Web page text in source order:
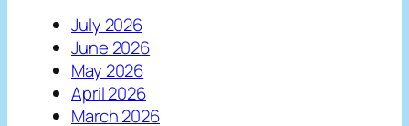
July 2026
June 2026
May 2026
April 2026
March 2026